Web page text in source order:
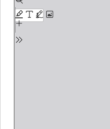
contenu
PDF